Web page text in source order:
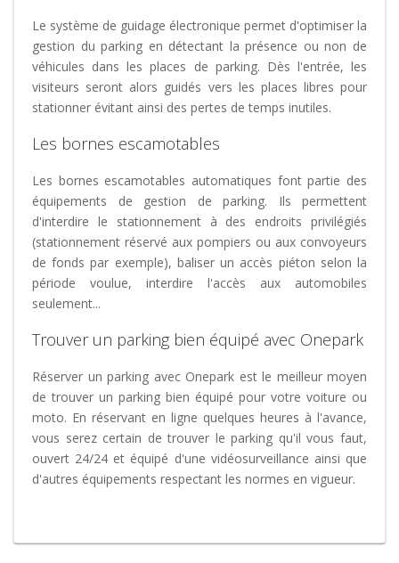
Le système de guidage électronique permet d'optimiser la
gestion du parking en détectant la présence ou non de
véhicules dans les places de parking. Dès l'entrée, les
visiteurs seront alors guidés vers les places libres pour
stationner évitant ainsi des pertes de temps inutiles.
Les bornes escamotables
Les bornes escamotables automatiques font partie des
équipements de gestion de parking. Ils permettent
d'interdire le stationnement à des endroits privilégiés
(stationnement réservé aux pompiers ou aux convoyeurs
de fonds par exemple), baliser un accès piéton selon la
période voulue, interdire l'accès aux automobiles
seulement...
Trouver un parking bien équipé avec Onepark
Réserver un parking avec Onepark est le meilleur moyen
de trouver un parking bien équipé pour votre voiture ou
moto. En réservant en ligne quelques heures à l'avance,
vous serez certain de trouver le parking qu'il vous faut,
ouvert 24/24 et équipé d'une vidéosurveillance ainsi que
d'autres équipements respectant les normes en vigueur.